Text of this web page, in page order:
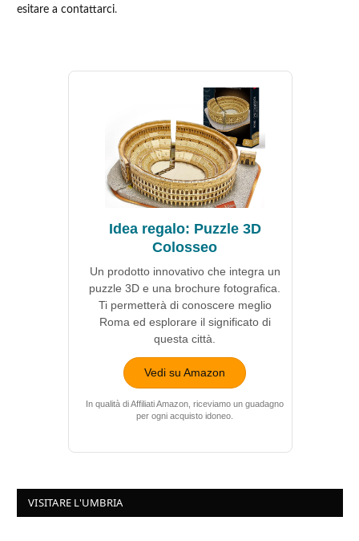
esitare a contattarci.
Idea regalo: Puzzle 3D
Colosseo
Un prodotto innovativo che integra un
puzzle 3D e una brochure fotografica.
Ti permetterà di conoscere meglio
Roma ed esplorare il significato di
questa città.
Vedi su Amazon
In qualità di Affiliati Amazon, riceviamo un guadagno
per ogni acquisto idoneo.
VISITARE L'UMBRIA